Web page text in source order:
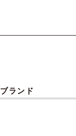
ブランド